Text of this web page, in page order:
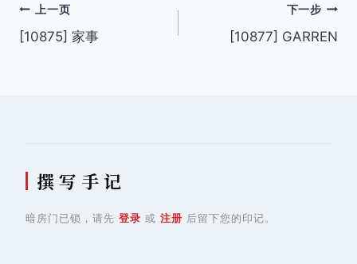
文
章
上一页
[10875] 家事
下一步
[10877] GARREN
撰 写 手 记
暗房门已锁，请先 登录 或 注册 后留下您的印记。